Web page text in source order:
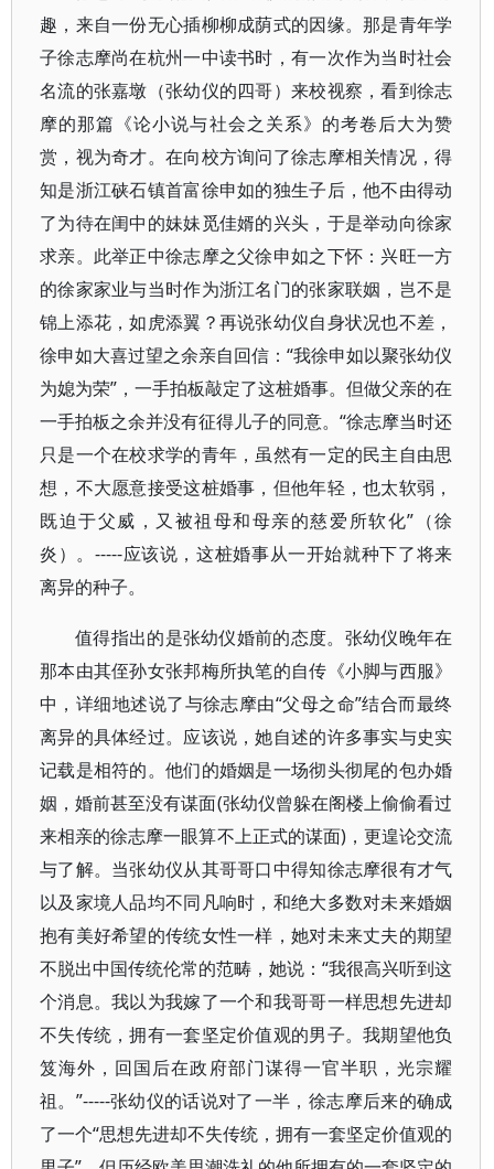
趣，来自一份无心插柳柳成荫式的因缘。那是青年学
子徐志摩尚在杭州一中读书时，有一次作为当时社会
名流的张嘉墩（张幼仪的四哥）来校视察，看到徐志
摩的那篇《论小说与社会之关系》的考卷后大为赞
赏，视为奇才。在向校方询问了徐志摩相关情况，得
知是浙江硖石镇首富徐申如的独生子后，他不由得动
了为待在闺中的妹妹觅佳婿的兴头，于是举动向徐家
求亲。此举正中徐志摩之父徐申如之下怀：兴旺一方
的徐家家业与当时作为浙江名门的张家联姻，岂不是
锦上添花，如虎添翼？再说张幼仪自身状况也不差，
徐申如大喜过望之余亲自回信：“我徐申如以聚张幼仪
为媳为荣”，一手拍板敲定了这桩婚事。但做父亲的在
一手拍板之余并没有征得儿子的同意。“徐志摩当时还
只是一个在校求学的青年，虽然有一定的民主自由思
想，不大愿意接受这桩婚事，但他年轻，也太软弱，
既迫于父威，又被祖母和母亲的慈爱所软化”（徐
炎）。-----应该说，这桩婚事从一开始就种下了将来
离异的种子。
值得指出的是张幼仪婚前的态度。张幼仪晚年在
那本由其侄孙女张邦梅所执笔的自传《小脚与西服》
中，详细地述说了与徐志摩由“父母之命”结合而最终
离异的具体经过。应该说，她自述的许多事实与史实
记载是相符的。他们的婚姻是一场彻头彻尾的包办婚
姻，婚前甚至没有谋面(张幼仪曾躲在阁楼上偷偷看过
来相亲的徐志摩一眼算不上正式的谋面)，更遑论交流
与了解。当张幼仪从其哥哥口中得知徐志摩很有才气
以及家境人品均不同凡响时，和绝大多数对未来婚姻
抱有美好希望的传统女性一样，她对未来丈夫的期望
不脱出中国传统伦常的范畴，她说：“我很高兴听到这
个消息。我以为我嫁了一个和我哥哥一样思想先进却
不失传统，拥有一套坚定价值观的男子。我期望他负
笈海外，回国后在政府部门谋得一官半职，光宗耀
祖。”-----张幼仪的话说对了一半，徐志摩后来的确成
了一个“思想先进却不失传统，拥有一套坚定价值观的